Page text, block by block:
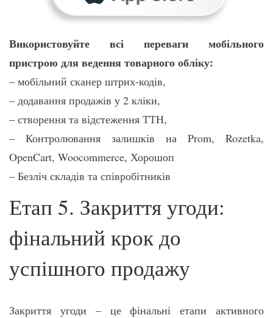
Використовуйте всі переваги мобільного
пристрою для ведення товарного обліку:
– мобільний сканер штрих-кодів,
– додавання продажів у 2 кліки,
– створення та відстеження ТТН,
– Контролювання залишків на Prom, Rozetka,
OpenCart, Woocommerce, Хорошоп
– Безліч складів та співробітників
Етап 5. Закриття угоди:
фінальний крок до
успішного продажу
Закриття угоди – це фінальні етапи активного